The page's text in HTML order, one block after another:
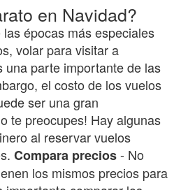
en Navidad?
épocas más especiales
volar para visitar a
una parte importante de las
el costo de los vuelos
ser una gran
te preocupes! Hay algunas
al reservar vuelos
Compara precios- No
los mismos precios para